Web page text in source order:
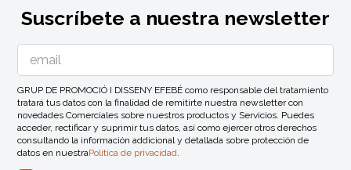
Suscríbete a nuestra newsletter
GRUP DE PROMOCIÓ I DISSENY EFEBÉ como responsable del tratamiento
tratará tus datos con la finalidad de remitirte nuestra newsletter con
novedades Comerciales sobre nuestros productos y Servicios. Puedes
acceder, rectificar y suprimir tus datos, así como ejercer otros derechos
consultando la información addicional y detallada sobre protección de
datos en nuestraPolítica de privacidad.